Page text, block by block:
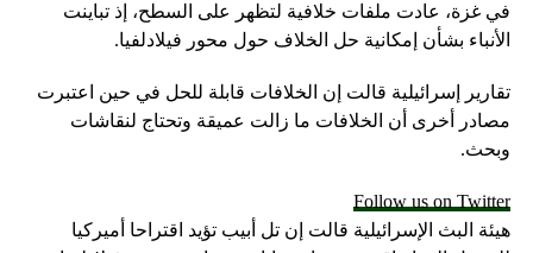
في غزة، عادت ملفات خلافية لتظهر على السطح، إذ تباينت
الأنباء بشأن إمكانية حل الخلاف حول محور فيلادلفيا.
تقارير إسرائيلية قالت إن الخلافات قابلة للحل في حين اعتبرت
مصادر أخرى أن الخلافات ما زالت عميقة وتحتاج لنقاشات
وبحث.
Follow us on Twitter
هيئة البث الإسرائيلية قالت إن تل أبيب تؤيد اقتراحا أميركيا